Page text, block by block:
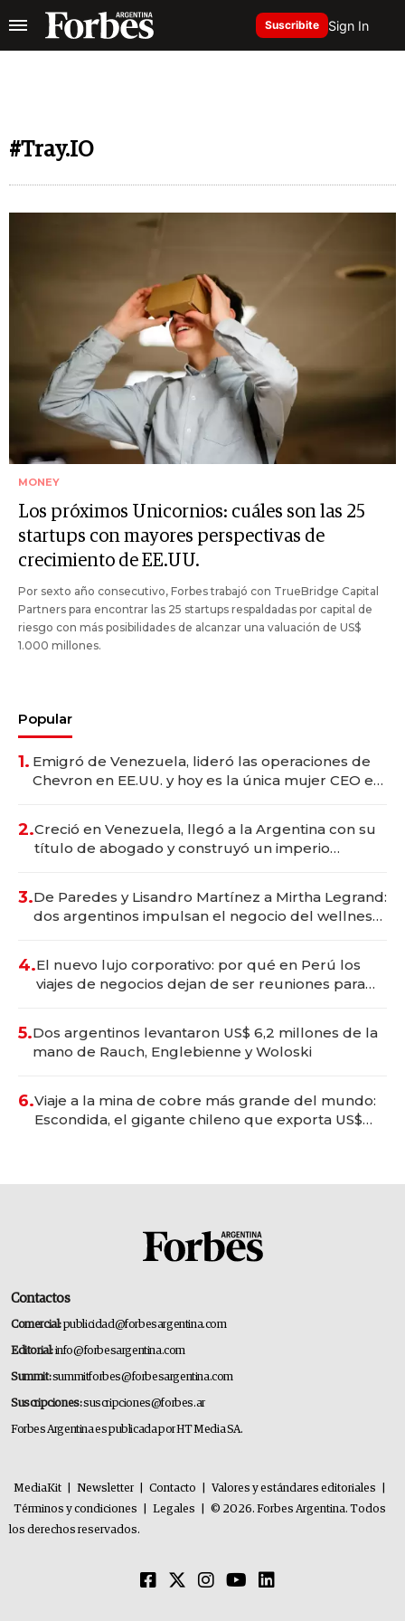
Suscribite Sign In
#Tray.IO
MONEY
Los próximos Unicornios: cuáles son las 25
startups con mayores perspectivas de
crecimiento de EE.UU.
Por sexto año consecutivo, Forbes trabajó con TrueBridge Capital
Partners para encontrar las 25 startups respaldadas por capital de
riesgo con más posibilidades de alcanzar una valuación de US$
1.000 millones.
Popular
1. Emigró de Venezuela, lideró las operaciones de
Chevron en EE.UU. y hoy es la única mujer CEO en
2.Creció en Venezuela, llegó a la Argentina con su
título de abogado y construyó un imperio
3.De Paredes y Lisandro Martínez a Mirtha Legrand:
dos argentinos impulsan el negocio del wellness
4.El nuevo lujo corporativo: por qué en Perú los
viajes de negocios dejan de ser reuniones para
5.Dos argentinos levantaron US$ 6,2 millones de la
mano de Rauch, Englebienne y Woloski
6.Viaje a la mina de cobre más grande del mundo:
Escondida, el gigante chileno que exporta US$
Contactos
Comercial:publicidad@forbesargentina.com
Editorial:info@forbesargentina.com
Summit:summitforbes@forbesargentina.com
Suscripciones:suscripciones@forbes.ar
Forbes Argentina es publicada por HT Media SA.
MediaKit Newsletter Contacto Valores y estándares editoriales
Términos y condiciones
Legales
© 2026. Forbes Argentina. Todos
los derechos reservados.